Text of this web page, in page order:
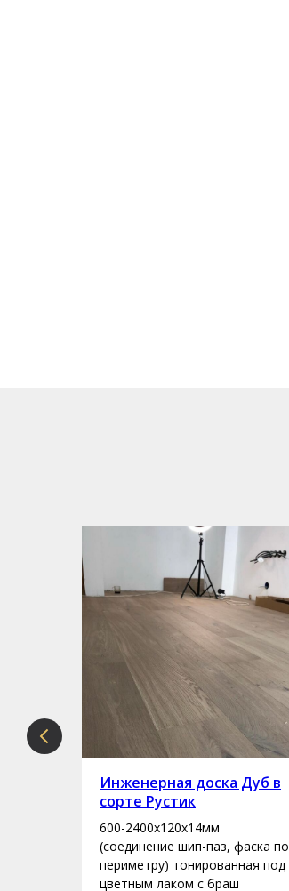
Инженерная доска Дуб в
сорте Рустик
600-2400х120х14мм
(соединение шип-паз, фаска по
периметру) тонированная под
цветным лаком с браш